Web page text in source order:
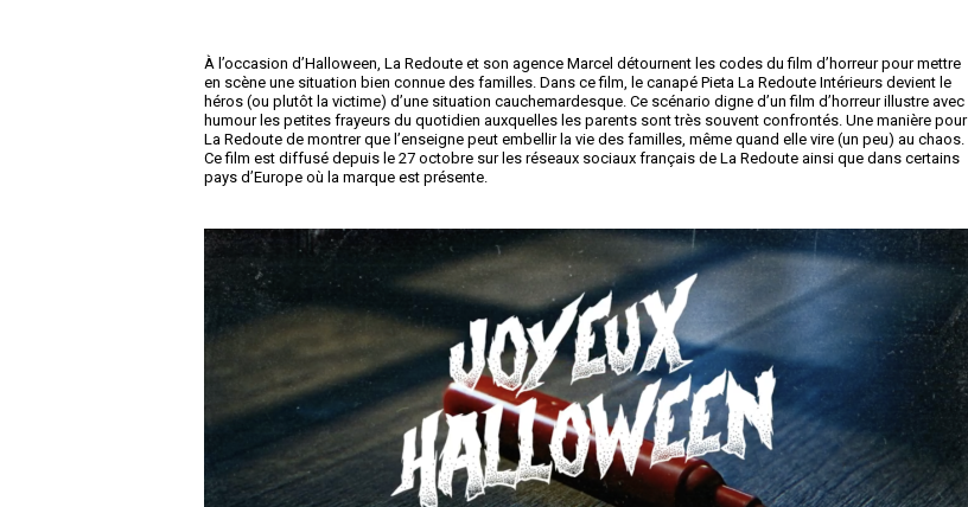
À l’occasion d’Halloween, La Redoute et son agence Marcel détournent les codes du film d’horreur pour mettre
en scène une situation bien connue des familles. Dans ce film, le canapé Pieta La Redoute Intérieurs devient le
héros (ou plutôt la victime) d’une situation cauchemardesque. Ce scénario digne d’un film d’horreur illustre avec
humour les petites frayeurs du quotidien auxquelles les parents sont très souvent confrontés. Une manière pour
La Redoute de montrer que l’enseigne peut embellir la vie des familles, même quand elle vire (un peu) au chaos.
Ce film est diffusé depuis le 27 octobre sur les réseaux sociaux français de La Redoute ainsi que dans certains
pays d’Europe où la marque est présente.